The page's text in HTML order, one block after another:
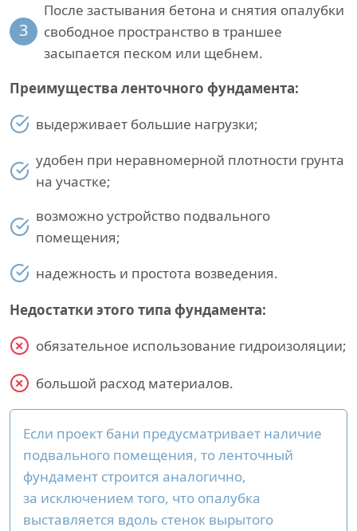
3
После застывания бетона и снятия опалубки
свободное пространство в траншее
засыпается песком или щебнем.
Преимущества ленточного фундамента:
выдерживает большие нагрузки;
удобен при неравномерной плотности грунта
на участке;
возможно устройство подвального
помещения;
надежность и простота возведения.
Недостатки этого типа фундамента:
обязательное использование гидроизоляции;
большой расход материалов.
Если проект бани предусматривает наличие
подвального помещения, то ленточный
фундамент строится аналогично,
за исключением того, что опалубка
выставляется вдоль стенок вырытого